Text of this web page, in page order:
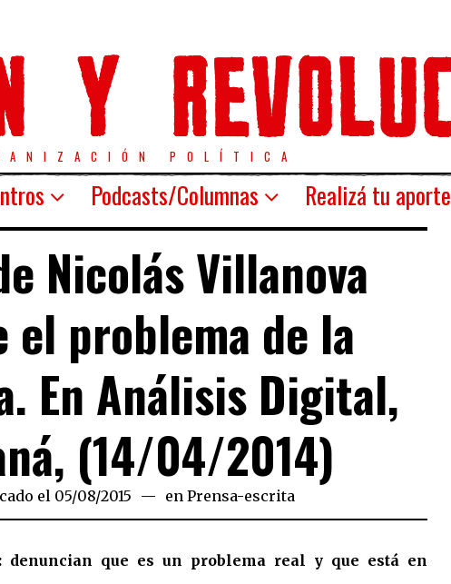
POLÍTICA
Podcasts/Columnas Realizá tu aporte
Nicolás Villanova
el problema de la
En Análisis Digital,
(14/04/2014)
el 05/08/2015 en Prensa-escrita
denuncian que es un problema real y que está en